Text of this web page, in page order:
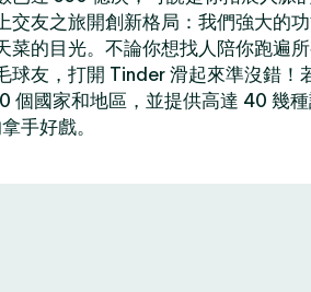
交友之旅開創新格局：我們強大的
菜的目光。不論你想找人陪你跑遍
球友，打開 Tinder 滑起來準沒錯！
個國家和地區，並提供高達 40 幾
手好戲。